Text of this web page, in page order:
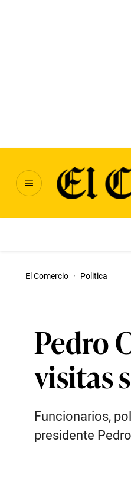
El Comercio · Politica
Pedro
visitas
Funcionarios,
presidente